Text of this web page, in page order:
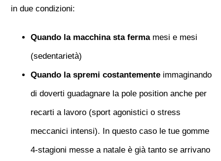
in due condizioni:
Quando la macchina sta fermamesi e mesi
(sedentarietà)
Quando la spremi costantemente immaginando
di doverti guadagnare la pole position anche per
recarti a lavoro (sport agonistici o stress
meccanici intensi). In questo caso le tue gomme
4-stagioni messe a natale è già tanto se arrivano